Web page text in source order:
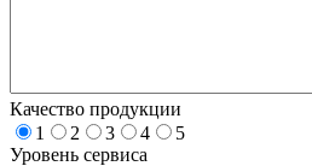
Качество продукции
1
2 3 4
5
Уровень сервиса